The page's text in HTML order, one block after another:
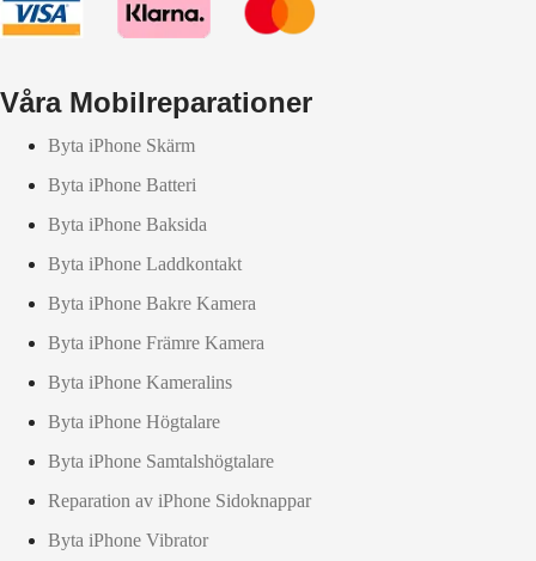
Våra Mobilreparationer
Byta iPhone Skärm
Byta iPhone Batteri
Byta iPhone Baksida
Byta iPhone Laddkontakt
Byta iPhone Bakre Kamera
Byta iPhone Främre Kamera
Byta iPhone Kameralins
Byta iPhone Högtalare
Byta iPhone Samtalshögtalare
Reparation av iPhone Sidoknappar
Byta iPhone Vibrator